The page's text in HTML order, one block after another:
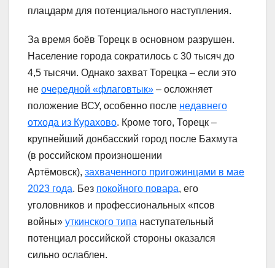
плацдарм для потенциального наступления.
За время боёв Торецк в основном разрушен.
Население города сократилось с 30 тысяч до
4,5 тысячи. Однако захват Торецка – если это
не очередной «флаговтык» – осложняет
положение ВСУ, особенно после недавнего
отхода из Курахово. Кроме того, Торецк –
крупнейший донбасский город после Бахмута
(в российском произношении
Артёмовск), захваченного пригожинцами в мае
2023 года. Без покойного повара, его
уголовников и профессиональных «псов
войны» уткинского типа наступательный
потенциал российской стороны оказался
сильно ослаблен.